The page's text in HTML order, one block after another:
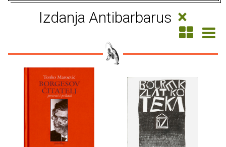
Izdanja Antibarbarus ×